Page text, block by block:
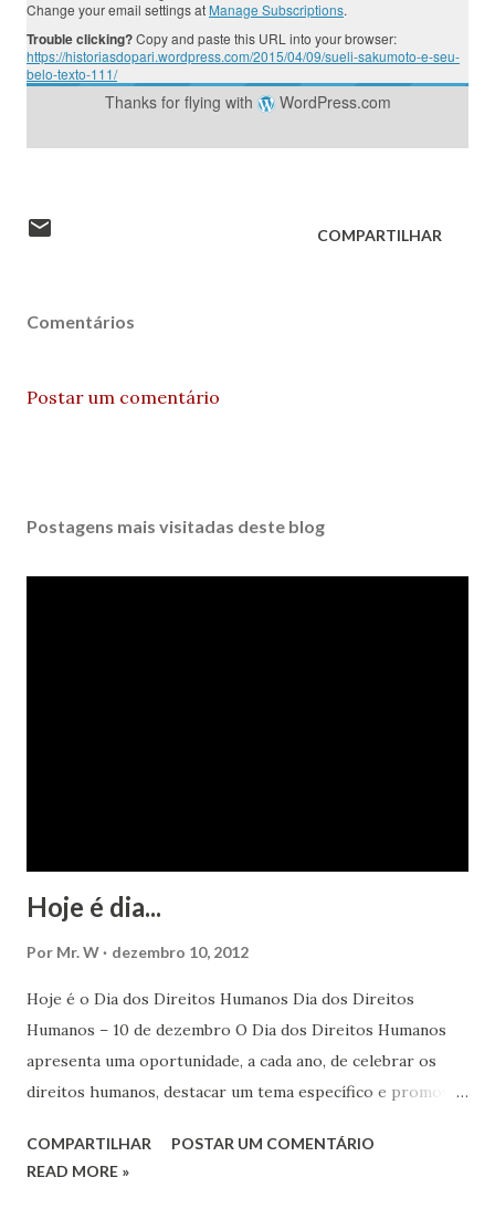
Change your email settings at Manage Subscriptions.
Trouble clicking?Copy and paste this URL into your browser:
https://historiasdopari.wordpress.com/2015/04/09/sueli-sakumoto-e-seu-
belo-texto-111/
Thanks for flying with WordPress.com
COMPARTILHAR
Comentários
Postar um comentário
Postagens mais visitadas deste blog
Hoje é dia...
Por Mr. W dezembro 10, 2012
Hoje é o Dia dos Direitos Humanos Dia dos Direitos
Humanos – 10 de dezembro O Dia dos Direitos Humanos
apresenta uma oportunidade, a cada ano, de celebrar os
direitos humanos, destacar um tema específico e promover
em todos os lugares. Este ano, o foco é sobre os direitos
COMPARTILHAR
POSTAR UM COMENTÁRIO
READ MORE »